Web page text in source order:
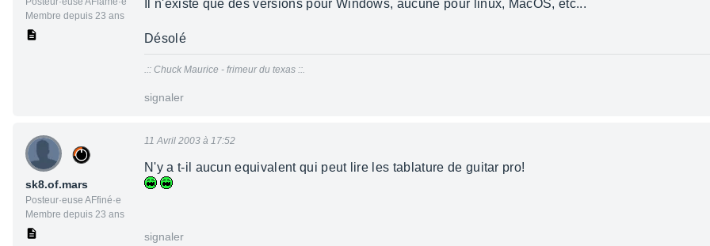
Membre depuis 23 ans
Il n'existe que des versions pour Windows, aucune pour linux, MacOS, etc...
Désolé
.:: Chuck Maurice - frimeur du texas ::.
signaler
sk8.of.mars
Posteur·euse AFfiné·e
Membre depuis 23 ans
11 Avril 2003 à 17:52
N'y a t-il aucun equivalent qui peut lire les tablature de guitar pro!
signaler